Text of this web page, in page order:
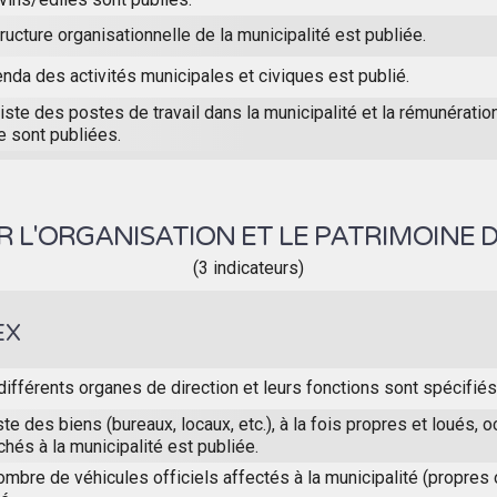
organisationnelle de la municipalité est publiée.
des activités municipales et civiques est publié.
des postes de travail dans la municipalité et la
sont publiées.
L'ORGANISATION ET LE PATRIMOINE
(3 indicateurs)
organes de direction et leurs fonctions sont
des biens (bureaux, locaux, etc.), à la fois propres et loués,
à la municipalité est publiée.
de véhicules officiels affectés à la municipalité (propres